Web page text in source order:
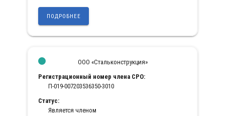
ПОДРОБНЕЕ
ООО «Стальконструкция»
Регистрационный номер члена СРО:
П-019-007203536350-3010
Статус:
Является членом